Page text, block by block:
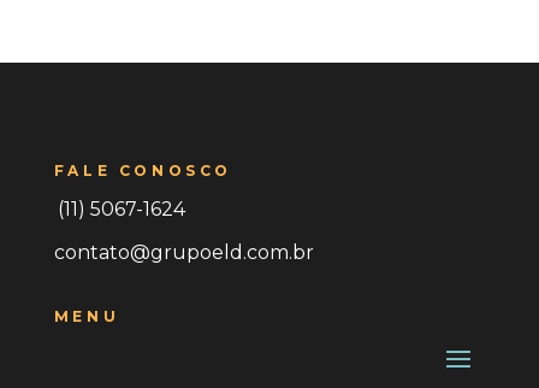
FALE CONOSCO
(11) 5067-1624
contato@grupoeld.com.br
MENU